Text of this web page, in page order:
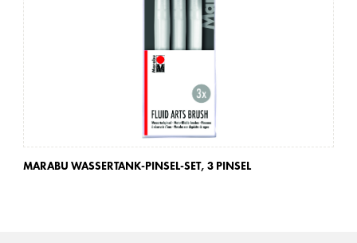
MARABU WASSERTANK-PINSEL-SET, 3 PINSEL